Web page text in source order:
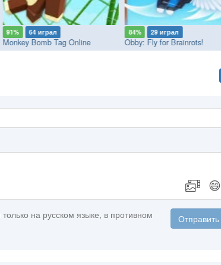
91% 64 играл
Monkey Bomb Tag Online
84% 29 играл
Obby: Fly for Brainrots!
😄
Отправить
на русском языке, в противном